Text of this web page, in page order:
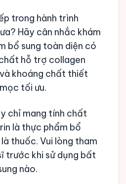
trong hành trình
Hãy cân nhắc khám
bổ sung toàn diện có
hỗ trợ collagen
khoáng chất thiết
tối ưu.
chỉ mang tính chất
là thực phẩm bổ
thuốc. Vui lòng tham
trước khi sử dụng bất
nào.